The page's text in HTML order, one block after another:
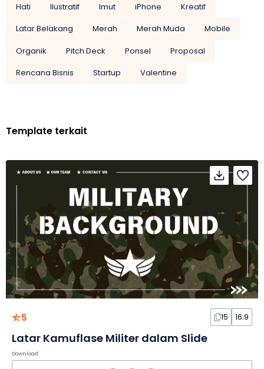
Hati
Ilustratif Imut iPhone
Kreatif
Latar Belakang
Merah Merah Muda
Mobile
Organik
Pitch Deck Ponsel
Proposal
Rencana Bisnis
Startup Valentine
Template terkait
5 15 16:9
Latar Kamuflase Militer dalam Slide
Download